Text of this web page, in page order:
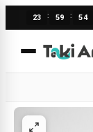
23 : 59 : 53